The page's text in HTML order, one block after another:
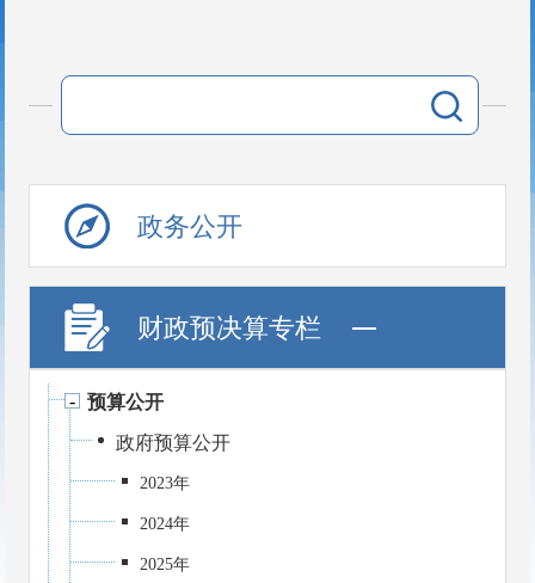
政务公开
财政预决算专栏
预算公开
政府预算公开
2023年
2024年
2025年